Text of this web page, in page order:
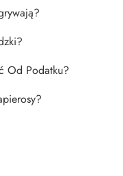
Od Podatku?